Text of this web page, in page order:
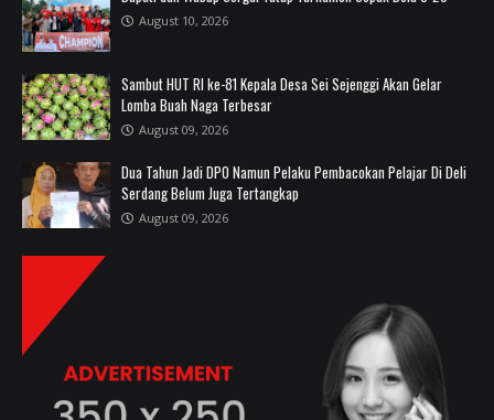
August 10, 2026
Sambut HUT RI ke-81 Kepala Desa Sei Sejenggi Akan Gelar
Lomba Buah Naga Terbesar
August 09, 2026
Dua Tahun Jadi DPO Namun Pelaku Pembacokan Pelajar Di Deli
Serdang Belum Juga Tertangkap
August 09, 2026